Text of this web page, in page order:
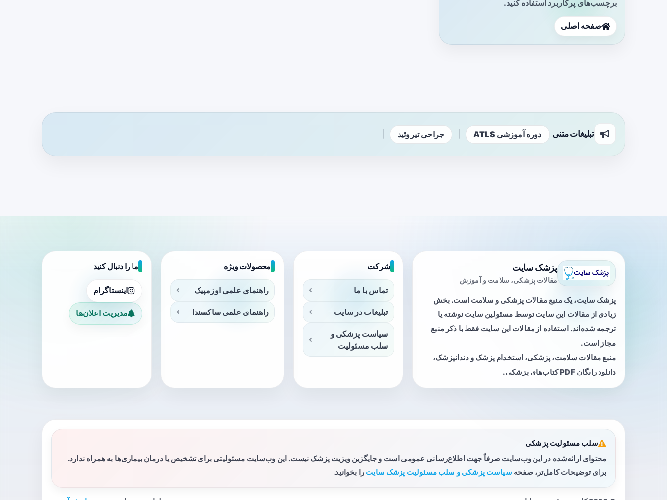
برچسب‌های پرکاربرد استفاده کنید.
صفحه اصلی
تبلیغات متنی دوره آموزشی ATLS جراحی تیروئید
پزشک سایت
مقالات پزشکی، سلامت و آموزش
پزشک سایت، یک منبع مقالات پزشکی و سلامت است. بخش
زیادی از مقالات این سایت توسط مسئولین سایت نوشته یا
ترجمه شده‌اند. استفاده از مقالات این سایت فقط با ذکر منبع
مجاز است.
منبع مقالات سلامت، پزشکی، استخدام پزشک و دندانپزشک،
دانلود رایگان PDF کتاب‌های پزشکی.
شرکت
تماس با ما
تبلیغات در سایت
سیاست پزشکی و
سلب مسئولیت
محصولات ویژه
راهنمای علمی اوزمپیک
راهنمای علمی ساکسندا
ما را دنبال کنید
اینستاگرام
مدیریت اعلان‌ها
سلب مسئولیت پزشکی
محتوای ارائه‌شده در این وب‌سایت صرفاً جهت اطلاع‌رسانی عمومی است و جایگزین ویزیت پزشک نیست. این وب‌سایت مسئولیتی برای تشخیص یا درمان بیماری‌ها به همراه ندارد.
برای توضیحات کامل‌تر، صفحه سیاست پزشکی و سلب مسئولیت پزشک سایت را بخوانید.